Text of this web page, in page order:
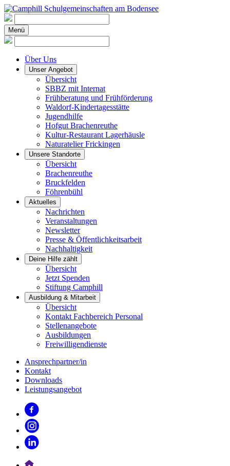
Menü
Über Uns
Unser Angebot
Übersicht
SBBZ mit Internat
Frühberatung und Frühförderung
Waldorf-Kindertagesstätte
Jugendhilfe
Hofgut Brachenreuthe
Kultur-Restaurant Lagerhäusle
Naturatelier Frickingen
Unsere Standorte
Übersicht
Brachenreuthe
Bruckfelden
Föhrenbühl
Aktuelles
Nachrichten
Veranstaltungen
Newsletter
Presse & Öffentlichkeitsarbeit
Nachhaltigkeit
Deine Hilfe zählt
Übersicht
Jetzt Spenden
Stiftung Camphill
Ausbildung & Mitarbeit
Übersicht
Kontakt Fachbereich Personal
Stellenangebote
Ausbildungen
Freiwilligendienste
Ansprechpartner/in
Kontakt
Downloads
Leistungsangebot